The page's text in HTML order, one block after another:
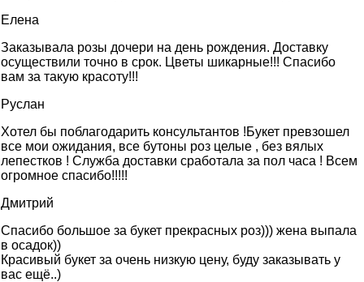
Елена
Заказывала розы дочери на день рождения. Доставку
осуществили точно в срок. Цветы шикарные!!! Спасибо
вам за такую красоту!!!
Руслан
Хотел бы поблагодарить консультантов !Букет превзошел
все мои ожидания, все бутоны роз целые , без вялых
лепестков ! Служба доставки сработала за пол часа ! Всем
огромное спасибо!!!!!
Дмитрий
Спасибо большое за букет прекрасных роз))) жена выпала
в осадок))
Красивый букет за очень низкую цену, буду заказывать у
вас ещё..)